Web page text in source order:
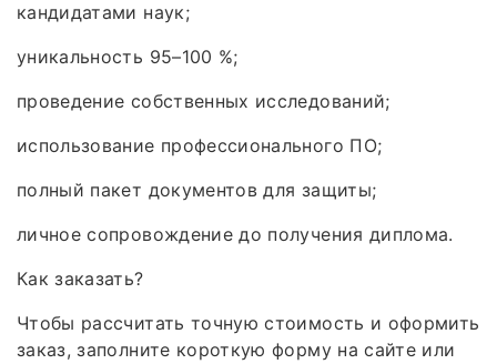
кандидатами наук;
уникальность 95–100 %;
проведение собственных исследований;
использование профессионального ПО;
полный пакет документов для защиты;
личное сопровождение до получения диплома.
Как заказать?
Чтобы рассчитать точную стоимость и оформить
заказ, заполните короткую форму на сайте или